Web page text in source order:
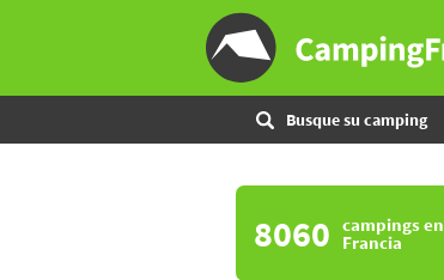
Busque su camping
8060 campingsen
Francia